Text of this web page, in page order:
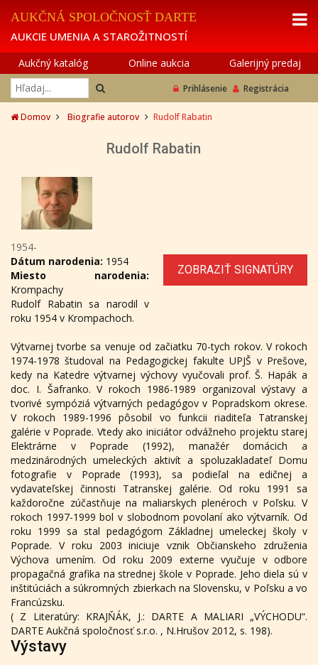
AUKČNÁ SPOLOČNOSŤ DARTE
AUKCIE UMENIA A STAROŽITNOSTÍ
Aukčný katalóg Online aukcia Galerijný predaj
Prihlásenie Registrácia
Domov Biografie autorov Rudolf Rabatin
Rudolf Rabatin
1954-
ZOBRAZIŤ SIGNATÚRY
Dátum narodenia: 1954
Miesto narodenia:
Krompachy
Rudolf Rabatin sa narodil v
roku 1954 v Krompachoch.
Výtvarnej tvorbe sa venuje od začiatku 70-tych rokov. V rokoch
1974-1978 študoval na Pedagogickej fakulte UPJŠ v Prešove,
kedy na Katedre výtvarnej výchovy vyučovali prof. Š. Hapák a
doc. I. Šafranko. V rokoch 1986-1989 organizoval výstavy a
tvorivé sympóziá výtvarných pedagógov v Popradskom okrese.
V rokoch 1989-1996 pôsobil vo funkcii riaditeľa Tatranskej
galérie v Poprade. Vtedy ako iniciátor odvážneho projektu starej
Elektrárne v Poprade (1992), manažér domácich a
medzinárodných umeleckých aktivít a spoluzakladateľ Domu
fotografie v Poprade (1993), sa podieľal na edičnej a
vydavateľskej činnosti Tatranskej galérie. Od roku 1991 sa
každoročne zúčastňuje na maliarskych plenéroch v Poľsku. V
rokoch 1997-1999 bol v slobodnom povolaní ako výtvarník. Od
roku 1999 sa stal pedagógom Základnej umeleckej školy v
Poprade. V roku 2003 iniciuje vznik Občianskeho združenia
Výchova umením. Od roku 2009 externe vyučuje v odbore
propagačná grafika na strednej škole v Poprade. Jeho diela sú v
inštitúciách a súkromných zbierkach na Slovensku, v Poľsku a vo
Francúzsku.
( Z Literatúry: KRAJŇÁK, J.: DARTE A MALIARI „VÝCHODU“.
DARTE Aukčná spoločnosť s.r.o. , N.Hrušov 2012, s. 198).
Výstavy